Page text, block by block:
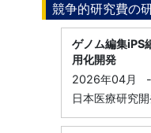
競争的研究費の
ゲノム編集iPS
用化開発
2026年04月
-
日本医療研究